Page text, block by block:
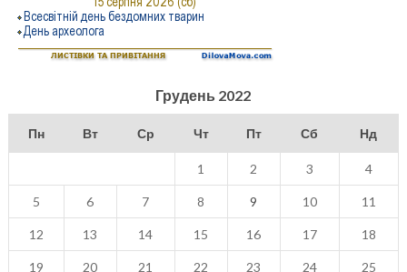
Грудень 2022
Пн Вт Ср Чт Пт Сб Нд
1 2 3 4
5 6 7 8 9 10 11
12 13 14 15 16 17 18
19 20 21 22 23 24 25